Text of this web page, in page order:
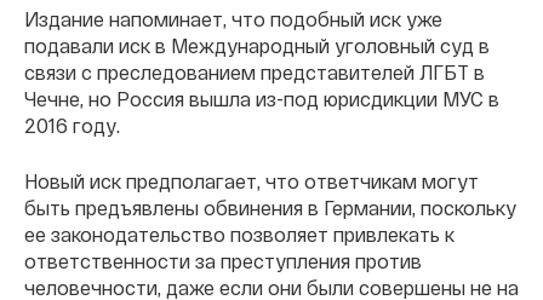
Издание напоминает, что подобный иск уже
подавали иск в Международный уголовный суд в
связи с преследованием представителей ЛГБТ в
Чечне, но Россия вышла из-под юрисдикции МУС в
2016 году.
Новый иск предполагает, что ответчикам могут
быть предъявлены обвинения в Германии, поскольку
ее законодательство позволяет привлекать к
ответственности за преступления против
человечности, даже если они были совершены не на